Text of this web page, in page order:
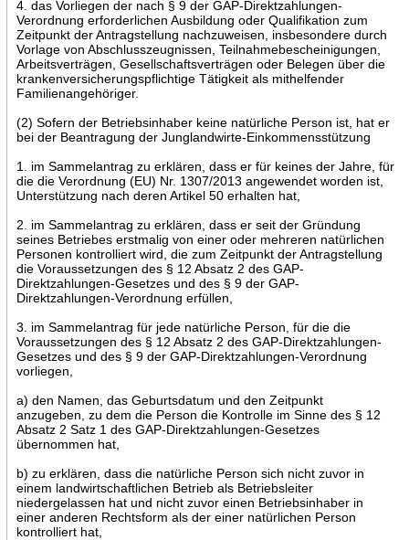
4. das Vorliegen der nach § 9 der GAP-Direktzahlungen-
Verordnung erforderlichen Ausbildung oder Qualifikation zum
Zeitpunkt der Antragstellung nachzuweisen, insbesondere durch
Vorlage von Abschlusszeugnissen, Teilnahmebescheinigungen,
Arbeitsverträgen, Gesellschaftsverträgen oder Belegen über die
krankenversicherungspflichtige Tätigkeit als mithelfender
Familienangehöriger.
(2) Sofern der Betriebsinhaber keine natürliche Person ist, hat er
bei der Beantragung der Junglandwirte-Einkommensstützung
1. im Sammelantrag zu erklären, dass er für keines der Jahre, für
die die Verordnung (EU) Nr. 1307/2013 angewendet worden ist,
Unterstützung nach deren Artikel 50 erhalten hat,
2. im Sammelantrag zu erklären, dass er seit der Gründung
seines Betriebes erstmalig von einer oder mehreren natürlichen
Personen kontrolliert wird, die zum Zeitpunkt der Antragstellung
die Voraussetzungen des § 12 Absatz 2 des GAP-
Direktzahlungen-Gesetzes und des § 9 der GAP-
Direktzahlungen-Verordnung erfüllen,
3. im Sammelantrag für jede natürliche Person, für die die
Voraussetzungen des § 12 Absatz 2 des GAP-Direktzahlungen-
Gesetzes und des § 9 der GAP-Direktzahlungen-Verordnung
vorliegen,
a) den Namen, das Geburtsdatum und den Zeitpunkt
anzugeben, zu dem die Person die Kontrolle im Sinne des § 12
Absatz 2 Satz 1 des GAP-Direktzahlungen-Gesetzes
übernommen hat,
b) zu erklären, dass die natürliche Person sich nicht zuvor in
einem landwirtschaftlichen Betrieb als Betriebsleiter
niedergelassen hat und nicht zuvor einen Betriebsinhaber in
einer anderen Rechtsform als der einer natürlichen Person
kontrolliert hat,